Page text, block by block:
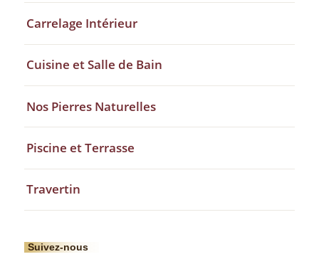
Carrelage Intérieur
Cuisine et Salle de Bain
Nos Pierres Naturelles
Piscine et Terrasse
Travertin
Suivez-nous